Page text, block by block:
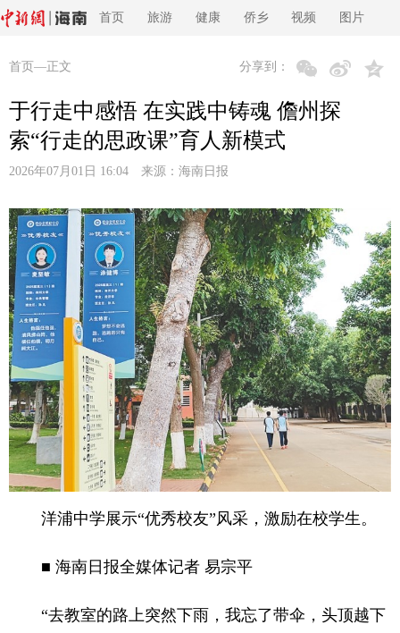
首页 旅游 健康 侨乡 视频 图片
首页 —正文 分享到：
于行走中感悟 在实践中铸魂 儋州探
索“行走的思政课”育人新模式
2026年07月01日 16:04 来源： 海南日报
洋浦中学展示“优秀校友”风采，激励在校学生。
■ 海南日报全媒体记者 易宗平
“去教室的路上突然下雨，我忘了带伞，头顶越下